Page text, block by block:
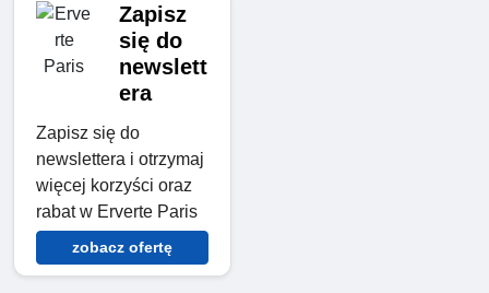
Zapisz
się do
newslett
era
Zapisz się do
newslettera i otrzymaj
więcej korzyści oraz
rabat w Erverte Paris
zobacz ofertę